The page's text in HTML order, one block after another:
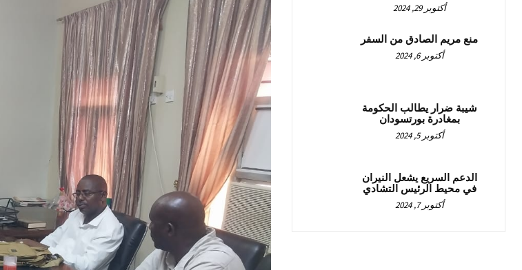
أكتوبر 29, 2024
منع مريم الصادق من السفر
أكتوبر 6, 2024
شيبة ضرار يطالب الحكومة
بمغادرة بورتسودان
أكتوبر 5, 2024
الدعم السريع يشعل النيران
في محيط الرئيس التشادي
أكتوبر 7, 2024